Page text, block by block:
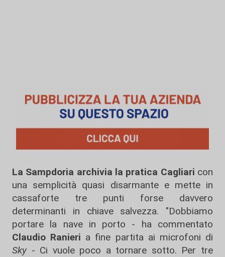
La Sampdoria archivia la pratica Cagliari con
una semplicità quasi disarmante e mette in
cassaforte tre punti forse davvero
determinanti in chiave salvezza. "Dobbiamo
portare la nave in porto - ha commentato
Claudio Ranieri a fine partita ai microfoni di
Sky - Ci vuole poco a tornare sotto. Per tre